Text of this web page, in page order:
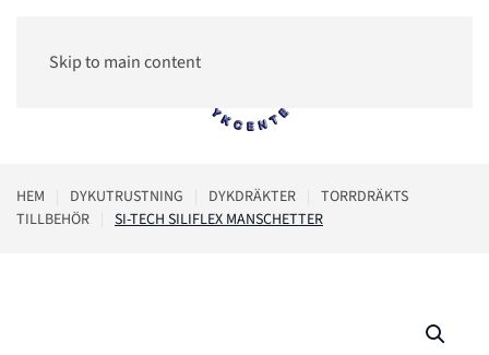
Skip to main content
HEM DYKUTRUSTNING DYKDRÄKTER
TORRDRÄKTS
TILLBEHÖR
SI-TECH SILIFLEX MANSCHETTER